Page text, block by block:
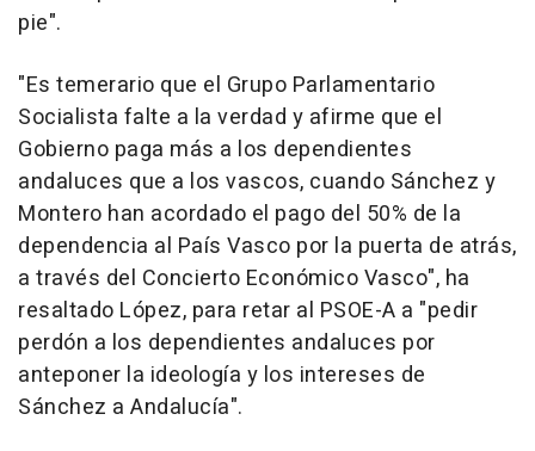
pie".
"Es temerario que el Grupo Parlamentario
Socialista falte a la verdad y afirme que el
Gobierno paga más a los dependientes
andaluces que a los vascos, cuando Sánchez y
Montero han acordado el pago del 50% de la
dependencia al País Vasco por la puerta de atrás,
a través del Concierto Económico Vasco", ha
resaltado López, para retar al PSOE-A a "pedir
perdón a los dependientes andaluces por
anteponer la ideología y los intereses de
Sánchez a Andalucía".